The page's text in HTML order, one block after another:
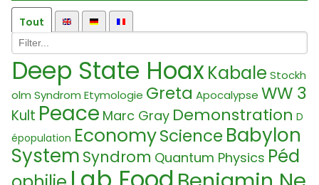
Tout
Deep State HoaxKabale Stockh
olm Syndrom Etymologie Greta Apocalypse WW 3
Kult Peace Marc Gray Demonstration D
épopulation EconomyScience Babylon
System Syndrom Quantum Physics Péd